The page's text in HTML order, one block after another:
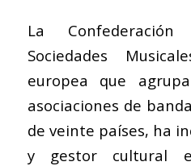
La
Sociedades
europea que
asociaciones de
de veinte países, ha
y gestor cultural